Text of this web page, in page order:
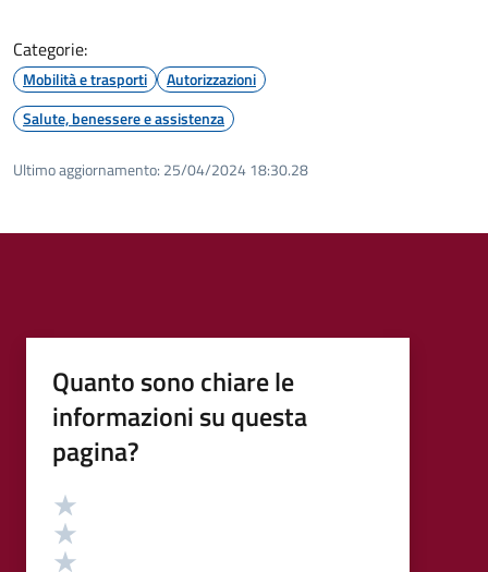
Categorie:
Mobilità e trasporti
Autorizzazioni
Salute, benessere e assistenza
Ultimo aggiornamento: 25/04/2024 18:30.28
Quanto sono chiare le
informazioni su questa
pagina?
Valutazione